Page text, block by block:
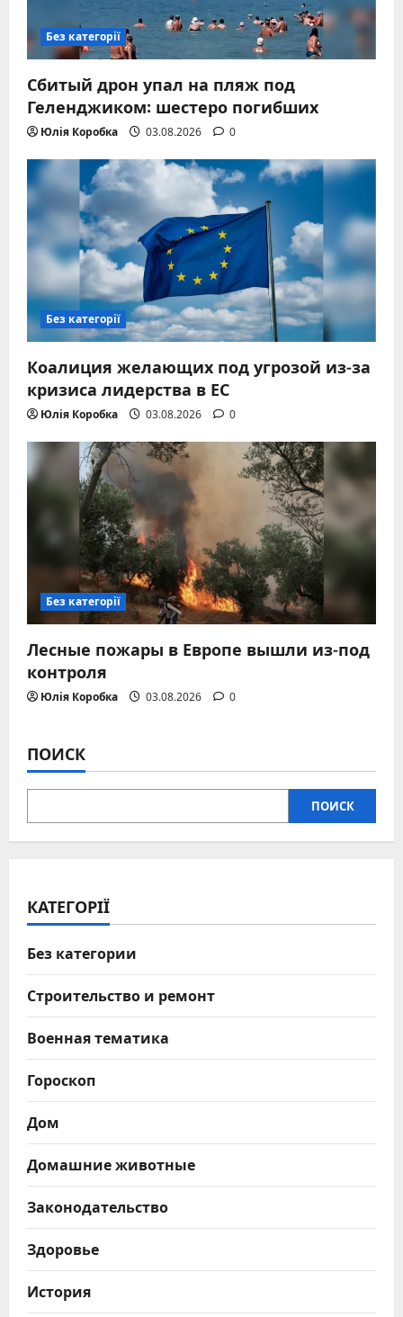
Без категорії
Сбитый дрон упал на пляж под
Геленджиком: шестеро погибших
Юлія Коробка 03.08.2026 0
Без категорії
Коалиция желающих под угрозой из-за
кризиса лидерства в ЕС
Юлія Коробка 03.08.2026 0
Без категорії
Лесные пожары в Европе вышли из-под
контроля
Юлія Коробка 03.08.2026 0
ПОИСК
ПОИСК
КАТЕГОРІЇ
Без категории
Строительство и ремонт
Военная тематика
Гороскоп
Дом
Домашние животные
Законодательство
Здоровье
История